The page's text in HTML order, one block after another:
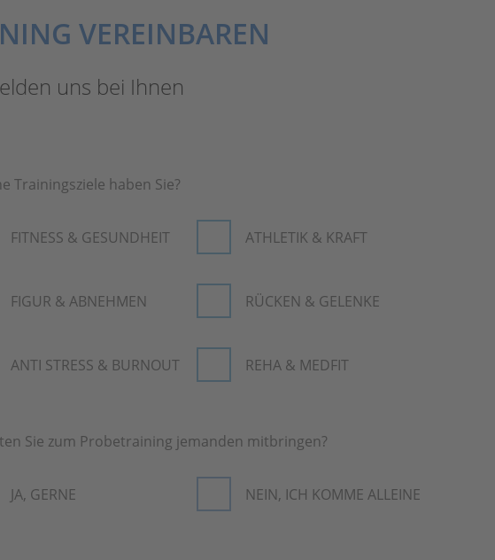
VEREINBAREN
uns bei Ihnen
Trainingsziele haben Sie?
FITNESS & GESUNDHEIT ATHLETIK & KRAFT
FIGUR & ABNEHMEN RÜCKEN & GELENKE
ANTI STRESS & BURNOUT REHA & MEDFIT
Sie zum Probetraining jemanden mitbringen?
JA, GERNE NEIN, ICH KOMME ALLEINE